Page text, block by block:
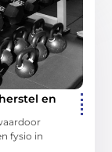
en
fysio in